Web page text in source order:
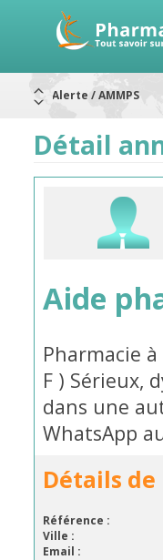
Aureomycine
RAPPELS DE LOTS
Rappel de lots :
Rappel de lots :
Détail
Aide
Pharmacie
F ) Sérieux,
dans une
WhatsApp
Détails
Référence :
Ville :
Email :